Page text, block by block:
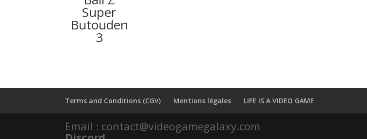
Super
Butouden
3
Terms and Conditions (CGV) Mentions légales LIFE IS A VIDEO GAME
Email : contact@videogamegalaxy.com